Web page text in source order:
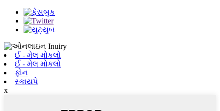
ઈ - મેલ મોકલો
ઈ - મેલ મોકલો
ફોન
સ્કાયપે
x